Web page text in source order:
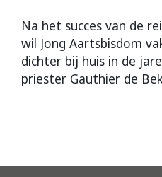
Na het succes van de
wil Jong Aartsbisdom
dichter bij huis in de
priester Gauthier de